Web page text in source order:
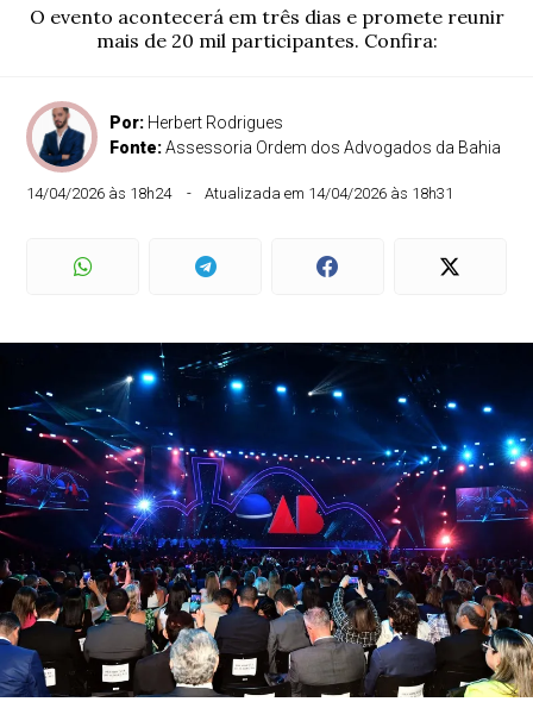
O evento acontecerá em três dias e promete reunir
mais de 20 mil participantes. Confira:
Por: Herbert Rodrigues
Fonte:Assessoria Ordem dos Advogados da Bahia
14/04/2026 às 18h24 Atualizada em 14/04/2026 às 18h31